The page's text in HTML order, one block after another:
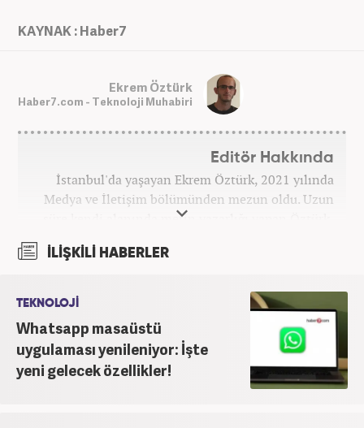
KAYNAK : Haber7
Ekrem Öztürk
Haber7.com - Teknoloji Muhabiri
Editör Hakkında
İstanbul'da yaşayan Ekrem Öztürk, 2021 yılında
Medya ve İletişim bölümünden mezun oldu. Uzun
süre kendi alanında metin yazarlığı yapan Öztürk,
şu an Haber7.com'da "Muhabir - Editör" olarak görev
yapmaktadır. Ayrıca günümüz insan ilişkilerinde
inanmakta ve bu değerleri meslek hayatında da ön
planda tutmaktadır.
İLİŞKİLİ HABERLER
TEKNOLOJİ
Whatsapp masaüstü
uygulaması yenileniyor: İşte
yeni gelecek özellikler!